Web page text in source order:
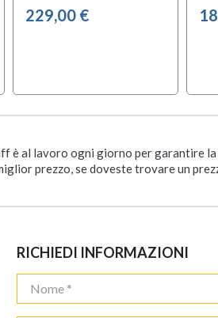
229,00 €
è al lavoro ogni giorno per garantire la
prezzo, se doveste trovare un
RICHIEDI INFORMAZIONI